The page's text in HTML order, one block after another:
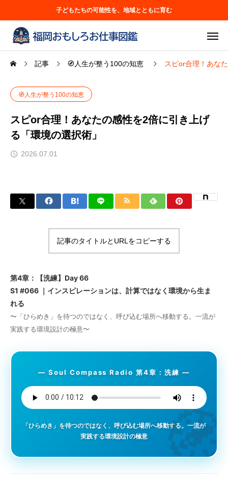
子どもたちの可能性を、地域とともに育む
記事 🧭人生が整う100の知恵 スピor合理！あな
🧭人生が整う100の知恵
スピor合理！あなたの感性を2倍に引き上げ
る「環境の選択術」
2026.07.01
記事のタイトルとURLをコピーする
第4章：【洗練】Day 66
S1 #066 ｜インスピレーションは、計算ではなく環境から生ま
れる
〜「ひらめき」を待つのではなく、呼び込む場所へ移動する。一流が
実践する環境設計の極意〜
― Soul Compass Radio 第4章：洗練 ―
「ひらめき」を待つのではなく、呼び込む場所へ移動する。一流が
実践する環境設計の極意